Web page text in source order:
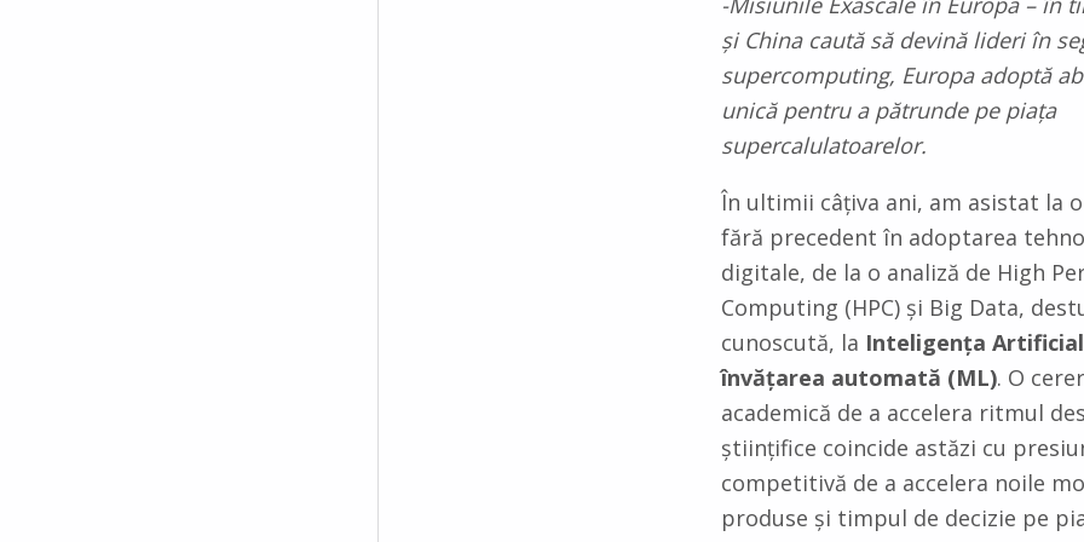
și China caută să devină lideri în
supercomputing, Europa adoptă
unică pentru a pătrunde pe piața
supercalulatoarelor.
În ultimii câțiva ani, am asistat la
fără precedent în adoptarea
digitale, de la o analiză de High
Computing (HPC) și Big Data,
cunoscută, la Inteligența
învățarea automată (ML). O
academică de a accelera ritmul
științifice coincide astăzi cu
competitivă de a accelera noile
produse și timpul de decizie pe